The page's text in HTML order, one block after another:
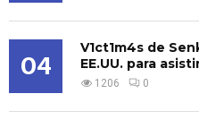
04
V1ct1m4s de
EE.UU. para
1206 0